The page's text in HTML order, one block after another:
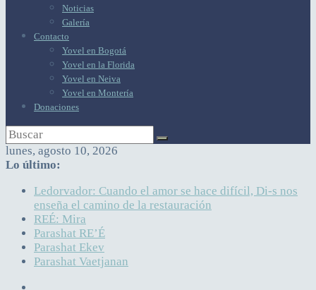
Noticias
Galería
Contacto
Yovel en Bogotá
Yovel en la Florida
Yovel en Neiva
Yovel en Montería
Donaciones
lunes, agosto 10, 2026
Lo último:
Ledorvador: Cuando el amor se hace difícil, Di-s nos
enseña el camino de la restauración
REÉ: Mira
Parashat RE’É
Parashat Ekev
Parashat Vaetjanan